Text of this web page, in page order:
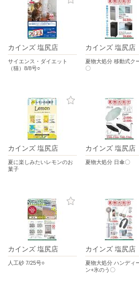
カインズ 塩尻店
サイエンス・ダイエット
（猫）8/8号○
カインズ 塩尻店
夏物大処分 移動式ク
〇
カインズ 塩尻店
夏に楽しみたいレモンのお
菓子
カインズ 塩尻店
夏物大処分 日傘〇
カインズ 塩尻店
人工砂 7/25号○
カインズ 塩尻店
夏物大処分 ハンディ
ン+氷のう〇